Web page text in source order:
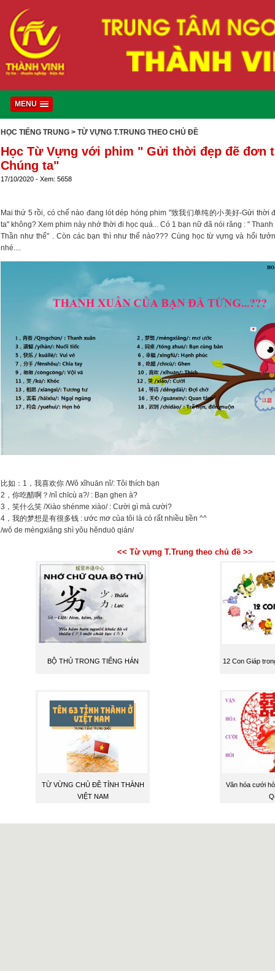
MENU
HỌC TIẾNG TRUNG > TỪ VỰNG T.TRUNG THEO CHỦ ĐỀ
Học Từ Vựng với phim " Gửi thời đẹp đẽ đơn
Chúng ta"
17/10/2020 - Xem: 5658
Mai thứ 5 rồi, có chế nào đang lót dép hóng phim "致我们单纯的小美好-Gửi thời
ta" không? Xem phim này nhớ thời đi học quá... Có 1 bạn nữ đã nói răng : "
Thần như thế" . Còn các bạn thì như thế nào??? Cùng học từ vựng và hổi
nhé....
比如：1，我喜欢你 /Wǒ xǐhuān nǐ/: Tôi thích bạn
2，你吃醋啊？/nǐ chīcù a?/ : Bạn ghen à?
3，笑什么笑 /Xiào shénme xiào/ : Cười gì mà cười?
4，我的梦想是有很多钱 : ước mơ của tôi là có rất nhiều tiền ^^
/wǒ de mèngxiǎng shì yǒu hěnduō qián/
<< Từ vựng T.Trung theo chủ đề >>
BỘ THỦ TRONG TIẾNG HÁN 12 Con Giáp
TỪ VỪNG CHỦ ĐỀ TỈNH THÀNH
VIỆT NAM
Văn hóa cưới